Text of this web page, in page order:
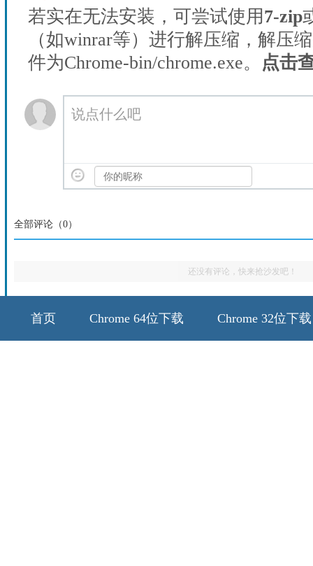
若实在无法安装，可尝试使用7-zip
（如winrar等）进行解压缩，解压
件为Chrome-bin/chrome.exe。
点击
说点什么吧
全部评论（0）
还没有评论，快来抢沙发吧！
首页 Chrome 64位下载 Chrome 32位下载